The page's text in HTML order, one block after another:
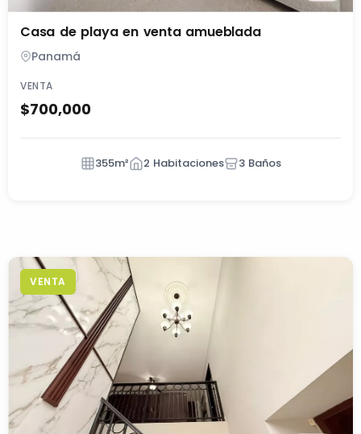
Casa de playa en venta amueblada
Panamá
VENTA
$700,000
355m² 2 Habitaciones 3 Baños
VENTA